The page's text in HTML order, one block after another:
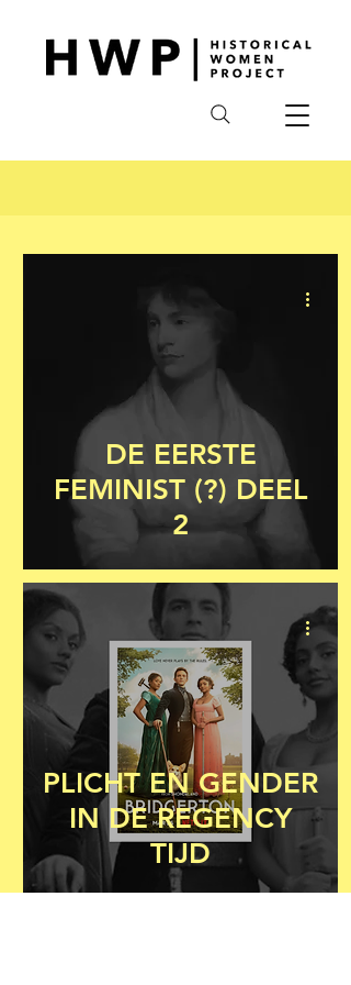
DE EERSTE
FEMINIST (?) DEEL
2
PLICHT EN GENDER
IN DE REGENCY
TIJD